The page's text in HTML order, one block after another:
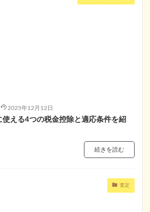
2025年12月12日
使える4つの税金控除と適応条件を紹
続きを読む
査定